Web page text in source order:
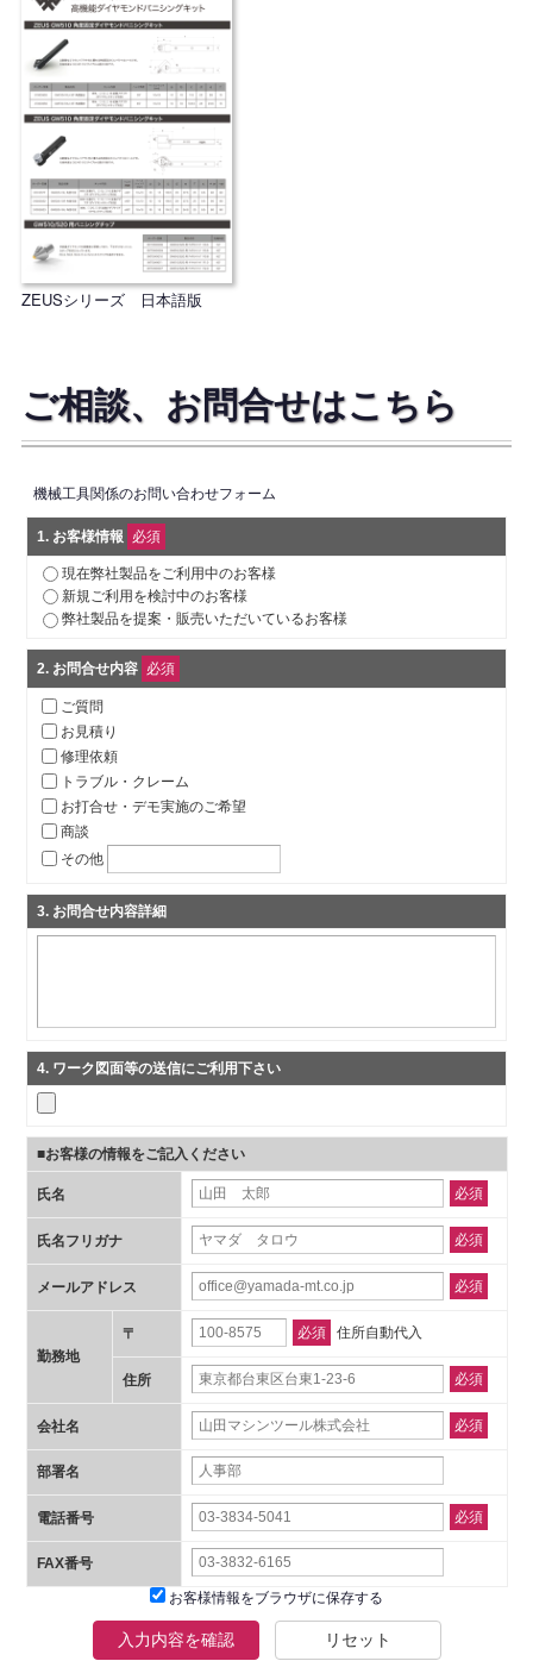
ZEUSシリーズ 日本語版
ご相談、お問合せはこちら
機械工具関係のお問い合わせフォーム
1. お客様情報 必須
現在弊社製品をご利用中のお客様
新規ご利用を検討中のお客様
弊社製品を提案・販売いただいているお客様
2. お問合せ内容 必須
ご質問
お見積り
修理依頼
トラブル・クレーム
お打合せ・デモ実施のご希望
商談
その他
3. お問合せ内容詳細
4. ワーク図面等の送信にご利用下さい
■お客様の情報をご記入ください
氏名 必須
氏名フリガナ 必須
メールアドレス 必須
勤務地
〒 必須 住所自動代入
住所 必須
会社名 必須
部署名
電話番号 必須
FAX番号
お客様情報をブラウザに保存する
入力内容を確認 リセット